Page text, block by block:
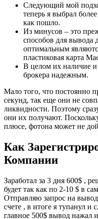
Следующий мой
теперь я выбрал
как пошло.
Из минусов – это
способов для вывода
оптимальным
пластиковая карта
В целом их наличие и
брокера надежным.
Мало того, что постоянно
секунд, так еще они не
ликвидности. Поэтому
они их получают.
плюсе, фотона может не
Как
Компании
Заработал за 3 дня 600$ ,
будет так как по 2-10 $ в
Отправляю запрос на
счете , в итоге я тупанул и
главное 500$ вывод нажал